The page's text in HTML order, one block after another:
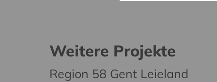
Weitere Projekte
Region 58 Gent Leieland